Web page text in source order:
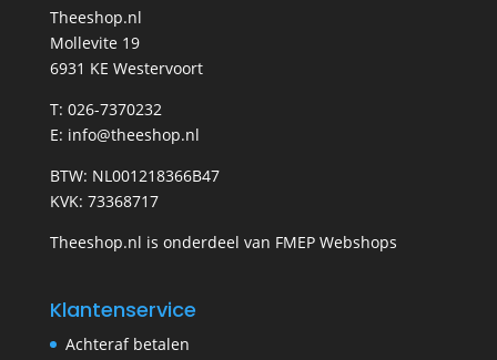
Theeshop.nl
Mollevite 19
6931 KE Westervoort
T: 026-7370232
E: info@theeshop.nl
BTW: NL001218366B47
KVK: 73368717
Theeshop.nl is onderdeel van FMEP Webshops
Klantenservice
Achteraf betalen